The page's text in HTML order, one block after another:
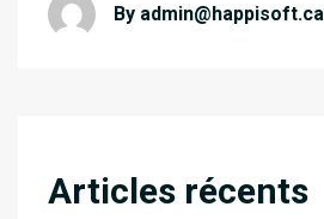
By admin@happisoft.ca
Articles récents